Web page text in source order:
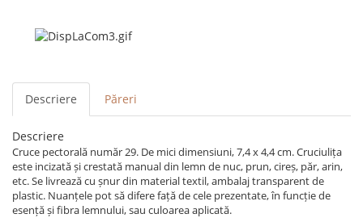
Descriere Păreri
Descriere
Cruce pectorală număr 29. De mici dimensiuni, 7,4 x 4,4 cm. Cruciulița
este incizată și crestată manual din lemn de nuc, prun, cireș, păr, arin,
etc. Se livrează cu șnur din material textil, ambalaj transparent de
plastic. Nuanțele pot să difere față de cele prezentate, în funcție de
esență și fibra lemnului, sau culoarea aplicată.